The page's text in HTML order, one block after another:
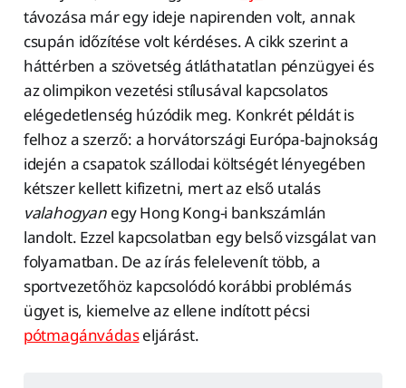
távozása már egy ideje napirenden volt, annak
csupán időzítése volt kérdéses. A cikk szerint a
háttérben a szövetség átláthatatlan pénzügyei és
az olimpikon vezetési stílusával kapcsolatos
elégedetlenség húzódik meg. Konkrét példát is
felhoz a szerző: a horvátországi Európa-bajnokság
idején a csapatok szállodai költségét lényegében
kétszer kellett kifizetni, mert az első utalás
valahogyan egy Hong Kong-i bankszámlán
landolt. Ezzel kapcsolatban egy belső vizsgálat van
folyamatban. De az írás felelevenít több, a
sportvezetőhöz kapcsolódó korábbi problémás
ügyet is, kiemelve az ellene indított pécsi
pótmagánvádaseljárást.